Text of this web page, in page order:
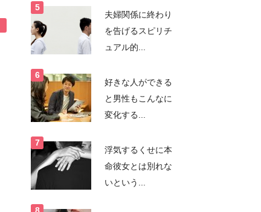
夫婦関係に終わり
を告げるスピリチ
ュアル的...
好きな人ができる
と男性もこんなに
変化する...
浮気するくせに本
命彼女とは別れな
いという...